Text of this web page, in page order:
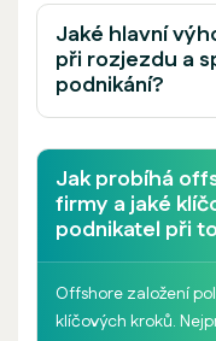
Jaké hlavní
při rozjezdu a
podnikání?
Jak probíhá
firmy a jaké
podnikatel při
Offshore založení
klíčových kroků.